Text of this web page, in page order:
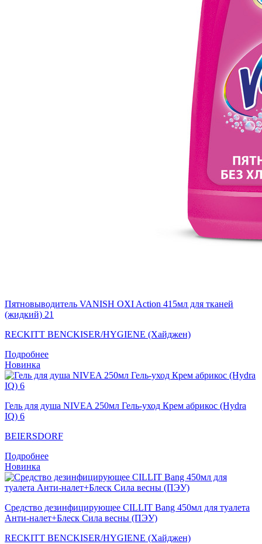
Пятновыводитель VANISH OXI Action 415мл для тканей
(жидкий) 21
RECKITT BENCKISER/HYGIENE (Хайджен)
Подробнее
Новинка
Гель для душа NIVEA 250мл Гель-уход Крем абрикос (Hydra
IQ) 6
BEIERSDORF
Подробнее
Новинка
Средство дезинфицирующее CILLIT Bang 450мл для туалета
Анти-налет+Блеск Сила весны (ПЭУ)
RECKITT BENCKISER/HYGIENE (Хайджен)